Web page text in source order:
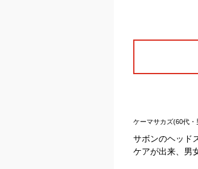
ケーマサカズ(60代・
サボンのヘッド
ケアが出来、男